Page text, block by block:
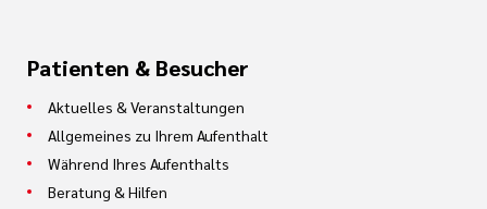
Patienten & Besucher
Aktuelles & Veranstaltungen
Allgemeines zu Ihrem Aufenthalt
Während Ihres Aufenthalts
Beratung & Hilfen